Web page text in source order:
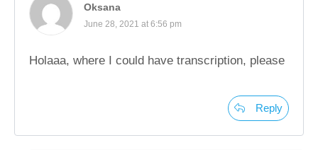
Oksana
June 28, 2021 at 6:56 pm
Holaaa, where I could have transcription, please
Reply